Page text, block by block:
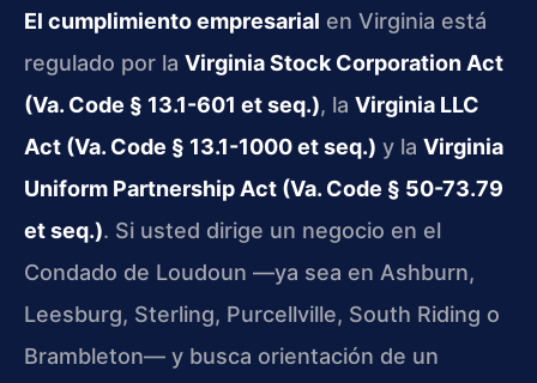
El cumplimiento empresarial en Virginia está
regulado por la Virginia Stock Corporation Act
(Va. Code § 13.1-601 et seq.), la Virginia LLC
Act (Va. Code § 13.1-1000 et seq.) y la Virginia
Uniform Partnership Act (Va. Code § 50-73.79
et seq.). Si usted dirige un negocio en el
Condado de Loudoun —ya sea en Ashburn,
Leesburg, Sterling, Purcellville, South Riding o
Brambleton— y busca orientación de un